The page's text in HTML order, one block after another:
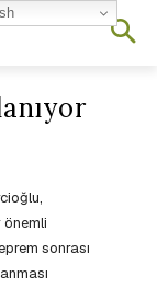
önemli
sonrası